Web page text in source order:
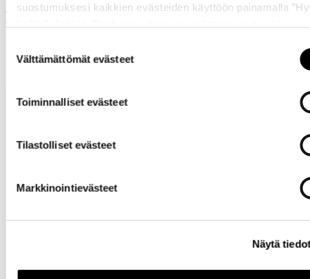
suostumuksesi kaikkien evästeiden käyttöön painamalla
valinta
Välttämättömät evästeet
Toiminnalliset evästeet
Tilastolliset evästeet
Markkinointievästeet
Näytä
Muut ostivat myös
Tarvitsetko